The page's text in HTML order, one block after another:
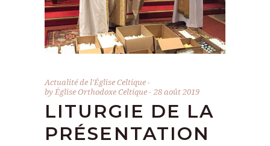
Actualité de l'Église Celtique
byÉglise Orthodoxe Celtique 28 août 2019
LITURGIE DE LA
PRÉSENTATION